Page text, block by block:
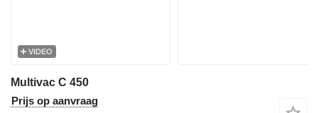
VIDEO
Multivac C 450
Prijs op aanvraag